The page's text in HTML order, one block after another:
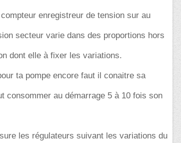
enregistreur de tension sur au
secteur varie dans des proportions hors
dont elle à fixer les variations.
ta pompe encore faut il conaitre sa
consommer au démarrage 5 à 10 fois son
les régulateurs suivant les variations du